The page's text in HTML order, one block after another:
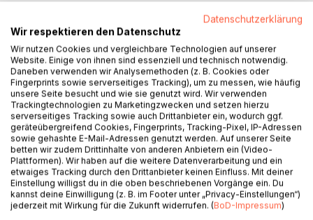
efforts, from fear and attain to the experience of 'Nirvana'.
His concern is Man's self-salvation. He formulates his key
idea in the doctrine of the 'Four Noble Truths'.
To live always means also to suffer, runs the first 'Noble
Truth', because, says the Buddha: "Ageing is suffering,
sickness is suffering, death is suffering, to be parted from
loved ones is suffering..." The second truth then explains
the causes of this suffering. These are, above all, our own
wishes and needs for pleasure, youth, attractiveness,
health, eternal life and happiness. If we succeeded in
freeing ourselves from these things then, the Buddha's
third Noble Truth runs, the suffering would end. The fourth
Noble Truth, finally, describes the famous 'Eightfold Path'
that we need to follow in order to achieve "liberation",
Datenschutzerklärung
Wir respektieren den Datenschutz
Wir nutzen Cookies und vergleichbare Technologien auf unserer
Website. Einige von ihnen sind essenziell und technisch notwendig.
Daneben verwenden wir Analysemethoden (z. B. Cookies oder
Fingerprints sowie serverseitiges Tracking), um zu messen, wie häufig
unsere Seite besucht und wie sie genutzt wird. Wir verwenden
Trackingtechnologien zu Marketingzwecken und setzen hierzu
serverseitiges Tracking sowie auch Drittanbieter ein, wodurch ggf.
geräteübergreifend Cookies, Fingerprints, Tracking-Pixel, IP-Adressen
sowie gehashte E-Mail-Adressen genutzt werden. Auf unserer Seite
betten wir zudem Drittinhalte von anderen Anbietern ein (Video-
Plattformen). Wir haben auf die weitere Datenverarbeitung und ein
etwaiges Tracking durch den Drittanbieter keinen Einfluss. Mit deiner
Einstellung willigst du in die oben beschriebenen Vorgänge ein. Du
kannst deine Einwilligung (z. B. im Footer unter „Privacy-Einstellungen“)
jederzeit mit Wirkung für die Zukunft widerrufen. (BoD-Impressum)